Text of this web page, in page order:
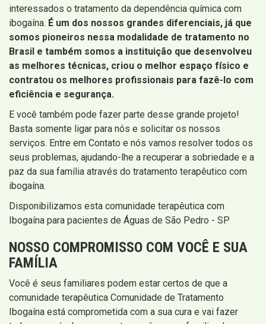
interessados o tratamento da dependência química com
ibogaína. É um dos nossos grandes diferenciais, já que
somos pioneiros nessa modalidade de tratamento no
Brasil e também somos a instituição que desenvolveu
as melhores técnicas, criou o melhor espaço físico e
contratou os melhores profissionais para fazê-lo com
eficiência e segurança.
E você também pode fazer parte desse grande projeto!
Basta somente ligar para nós e solicitar os nossos
serviços. Entre em Contato e nós vamos resolver todos os
seus problemas, ajudando-lhe a recuperar a sobriedade e a
paz da sua família através do tratamento terapêutico com
ibogaína.
Disponibilizamos esta comunidade terapêutica com
Ibogaína para pacientes de Águas de São Pedro - SP
NOSSO COMPROMISSO COM VOCÊ E SUA
FAMÍLIA
Você é seus familiares podem estar certos de que a
comunidade terapêutica Comunidade de Tratamento
Ibogaína está comprometida com a sua cura e vai fazer